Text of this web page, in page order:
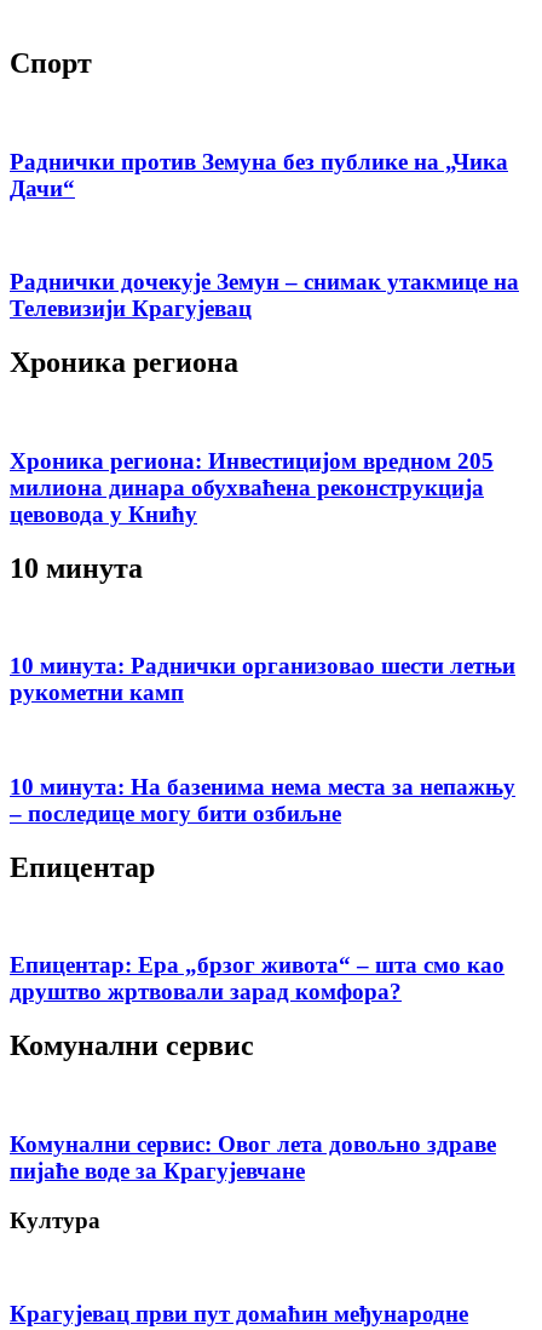
Спорт
Раднички против Земуна без публике на „Чика
Дачи“
Раднички дочекује Земун – снимак утакмице на
Телевизији Крагујевац
Хроника региона
Хроника региона: Инвестицијом вредном 205
милиона динара обухваћена реконструкција
цевовода у Книћу
10 минута
10 минута: Раднички организовао шести летњи
рукометни камп
10 минута: На базенима нема места за непажњу
– последице могу бити озбиљне
Епицентар
Епицентар: Ера „брзог живота“ – шта смо као
друштво жртвовали зарад комфора?
Комунални сервис
Комунални сервис: Овог лета довољно здраве
пијаће воде за Крагујевчане
Култура
Крагујевац први пут домаћин међународне